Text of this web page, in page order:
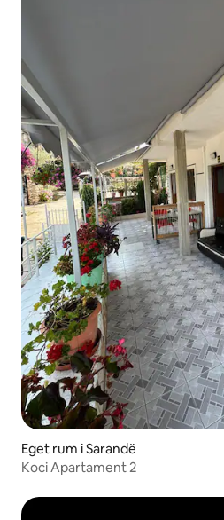
Eget rum i Sarandë
Koci Apartament 2